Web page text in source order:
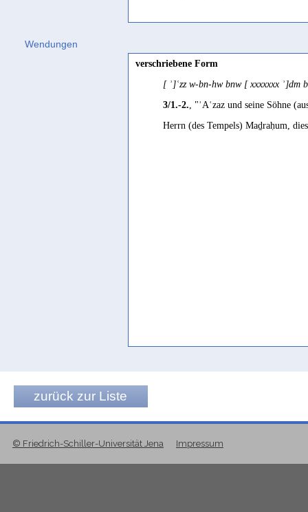
Wendungen
verschriebene Form
[ ʾ]ʿzz w-bn-hw bnw [ xxxxxxx
3/1.-2., "ʾAʿzaz und seine Söhne
Herrn (des Tempels) Maḏraḥum,
zurück zur Liste
© Friedrich-Schiller-Universität Jena Impressum